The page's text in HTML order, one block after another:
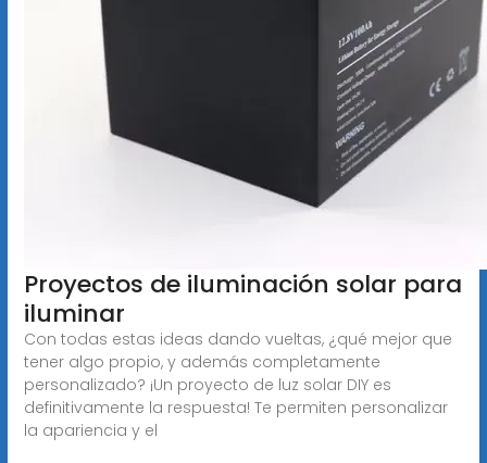
Proyectos de iluminación solar para
iluminar
Con todas estas ideas dando vueltas, ¿qué mejor que
tener algo propio, y además completamente
personalizado? ¡Un proyecto de luz solar DIY es
definitivamente la respuesta! Te permiten personalizar
la apariencia y el